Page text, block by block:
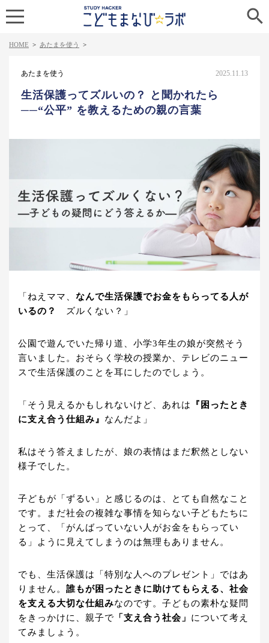

HOME > あたまを使う >
あたまを使う 2025.11.13
生活保護ってズルいの？ と聞かれたら
──“公平” を教えるための親の言葉
「ねえママ、 なんで生活保護でお金をもらってる人が
いるの？
ズルくない？」
公園で遊んでいた帰り道、小学3年生の娘が突然そう
言いました。おそらく学校の授業か、テレビのニュー
スで生活保護のことを耳にしたのでしょう。
「そう見えるかもしれないけど、あれは
『困ったとき
に支え合う仕組み』 なんだよ」
私はそう答えましたが、娘の表情はまだ釈然としない
様子でした。
子どもが「ずるい」と感じるのは、とても自然なこと
です。まだ社会の複雑な事情を知らない子どもたちに
とって、「がんばっていない人がお金をもらってい
る」ように見えてしまうのは無理もありません。
でも、生活保護は「特別な人へのプレゼント」ではあ
りません。 誰もが困ったときに助けてもらえる、社会
を支える大切な仕組みなのです。子どもの素朴な疑問
をきっかけに、親子で 「支え合う社会」 について考え
てみましょう。